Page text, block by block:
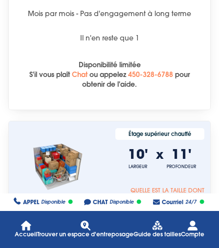
APPEL Disponible CHAT Disponible Courriel 24/7
AccueilTrouver un espace d'entreposageGuide des taillesCompte
Mois par mois - Pas d'engagement à long terme
Il n'en reste que 1
Disponibilité limitée
S'il vous plaîtChatou appelez450-328-6788 pour
obtenir de l'aide.
Les tailles d'unités sont
approximatives.
Étage supérieur chauffé
10'
LARGEUR
x 11'
PROFONDEUR
QUELLE EST LA TAILLE DONT
LA TAILLE DONT J'AI
BESOIN ?
50 % de réduction sur 3 mois
L'offre prend fin le 31 août